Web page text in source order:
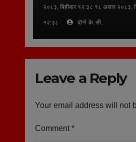
२०८३, बिहीबार १२:३८ १८ असार २०८३,
१२:३८ दोर्ण के.सी.
Leave a Reply
Your email address will not
Comment *